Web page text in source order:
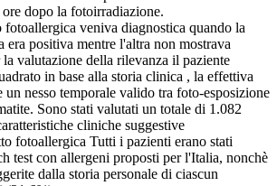
dopo la fotoirradiazione.
fotoallergica veniva diagnostica quando la
era positiva mentre l'altra non mostrava
valutazione della rilevanza il paziente
in base alla storia clinica , la effettiva
un nesso temporale valido tra foto-esposizione
Sono stati valutati un totale di 1.082
cliniche suggestive
fotoallergica Tutti i pazienti erano stati
test con allergeni proposti per l'Italia, nonchè
dalla storia personale di ciascun